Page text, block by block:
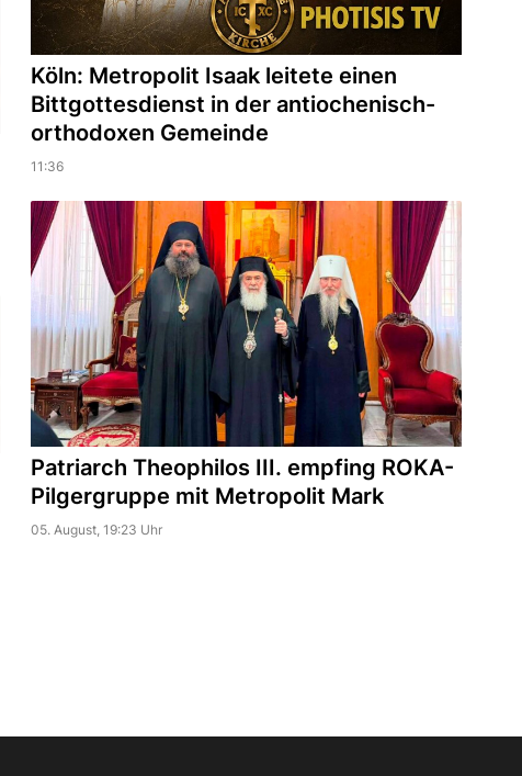
Köln: Metropolit Isaak leitete einen
Bittgottesdienst in der antiochenisch-
orthodoxen Gemeinde
11:36
Patriarch Theophilos III. empfing ROKA-
Pilgergruppe mit Metropolit Mark
05. August, 19:23 Uhr